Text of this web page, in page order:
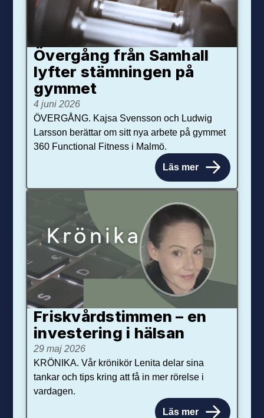
Övergång från Samhall
lyfter stämningen på
gymmet
4 juni 2026
ÖVERGÅNG. Kajsa Svensson och Ludwig
Larsson berättar om sitt nya arbete på gymmet
360 Functional Fitness i Malmö.
Läs mer
Friskvårdstimmen – en
investering i hälsan
29 maj 2026
KRÖNIKA. Vår krönikör Lenita delar sina
tankar och tips kring att få in mer rörelse i
vardagen.
Läs mer